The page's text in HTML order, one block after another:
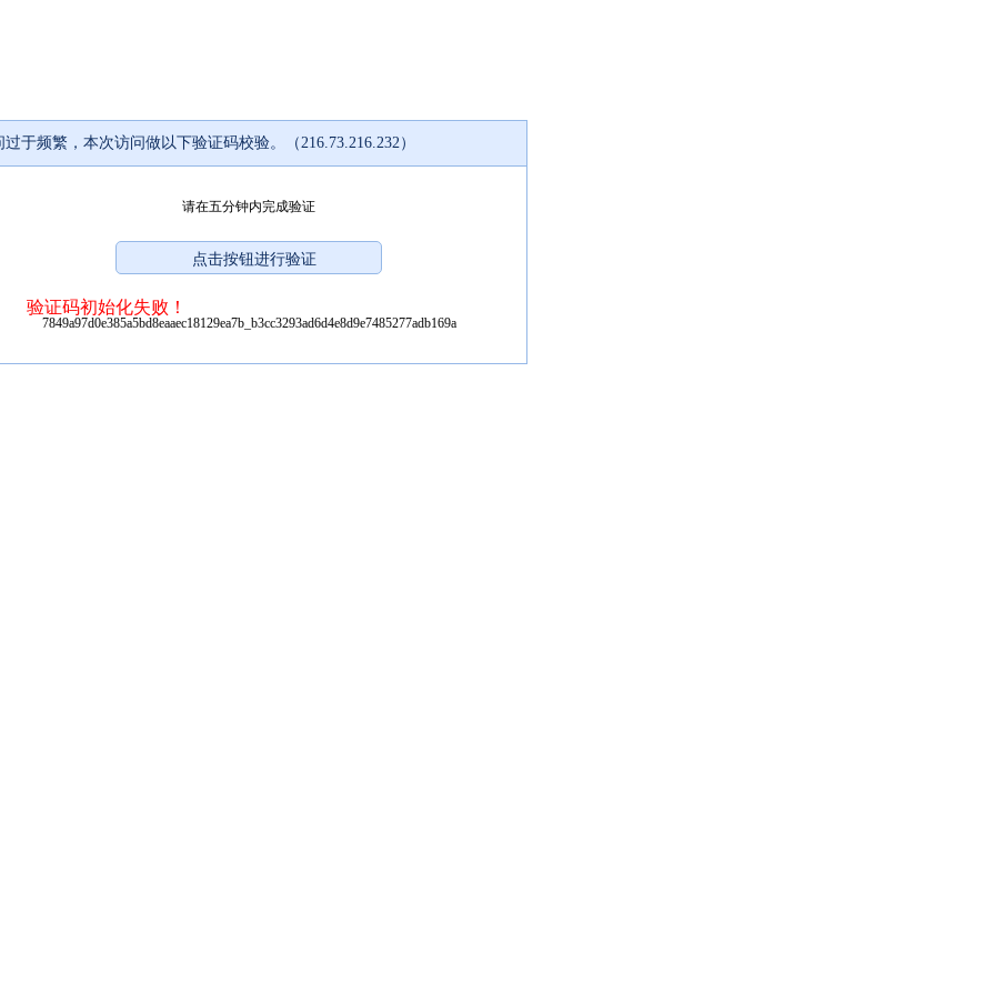
过于频繁，本次访问做以下验证码校验。（216.73.216.232）
请在五分钟内完成验证
验证码初始化失败！
7849a97d0e385a5bd8eaaec18129ea7b_b3cc3293ad6d4e8d9e7485277adb169a